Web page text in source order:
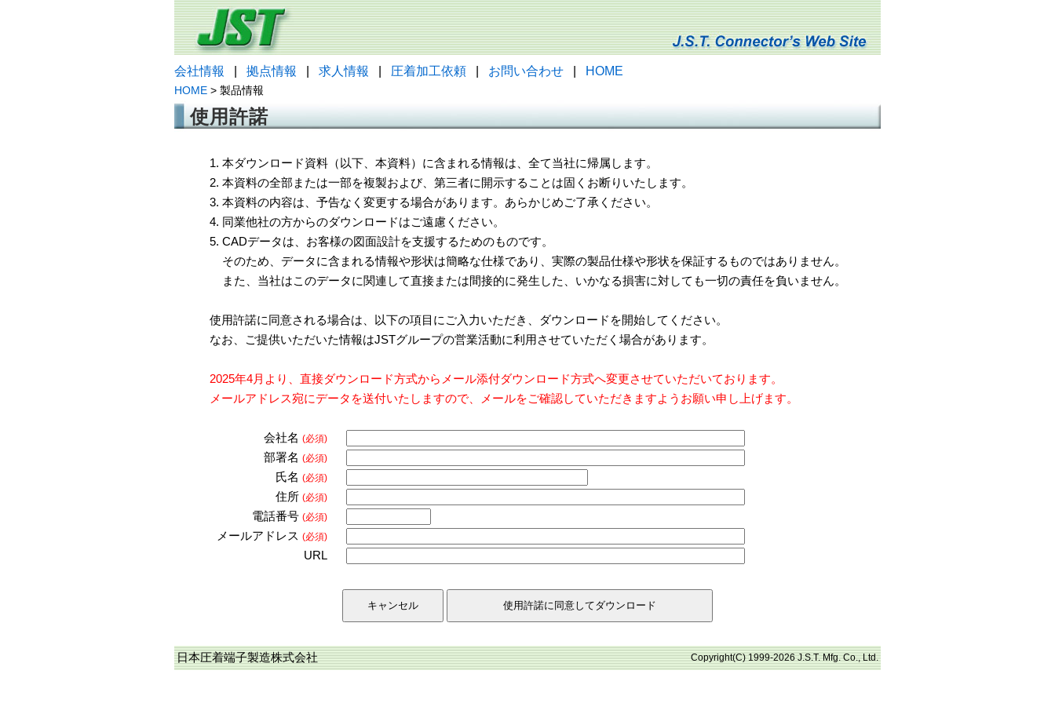
会社情報 拠点情報 求人情報 圧着加工依頼 お問い合わせ HOME
HOME > 製品情報
使用許諾
1. 本ダウンロード資料（以下、本資料）に含まれる情報は、全て当社に帰属します。
2. 本資料の全部または一部を複製および、第三者に開示することは固くお断りいたします。
3. 本資料の内容は、予告なく変更する場合があります。あらかじめご了承ください。
4. 同業他社の方からのダウンロードはご遠慮ください。
5. CADデータは、お客様の図面設計を支援するためのものです。
そのため、データに含まれる情報や形状は簡略な仕様であり、実際の製品仕様や形状を保証するものではありません。
また、当社はこのデータに関連して直接または間接的に発生した、いかなる損害に対しても一切の責任を負いません。
使用許諾に同意される場合は、以下の項目にご入力いただき、ダウンロードを開始してください。
なお、ご提供いただいた情報はJSTグループの営業活動に利用させていただく場合があります。
2025年4月より、直接ダウンロード方式からメール添付ダウンロード方式へ変更させていただいております。
メールアドレス宛にデータを送付いたしますので、メールをご確認していただきますようお願い申し上げます。
会社名 (必須)
部署名 (必須)
氏名 (必須)
住所 (必須)
電話番号 (必須)
メールアドレス (必須)
URL
日本圧着端子製造株式会社 Copyright(C) 1999-2026 J.S.T. Mfg. Co., Ltd.